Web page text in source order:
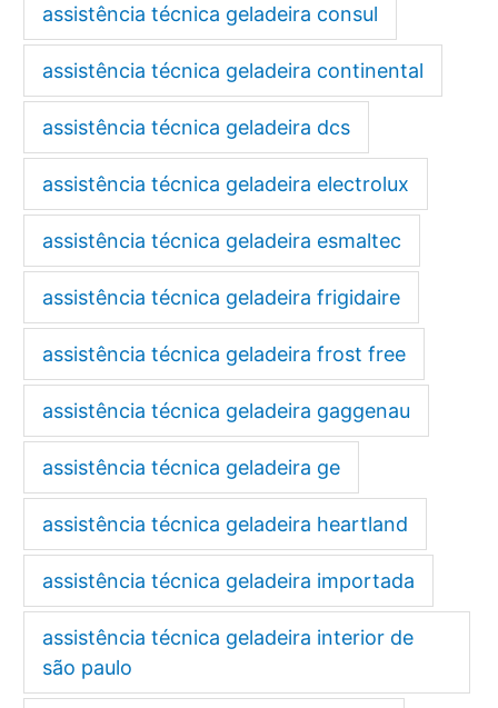
assistência técnica geladeira consul
assistência técnica geladeira continental
assistência técnica geladeira dcs
assistência técnica geladeira electrolux
assistência técnica geladeira esmaltec
assistência técnica geladeira frigidaire
assistência técnica geladeira frost free
assistência técnica geladeira gaggenau
assistência técnica geladeira ge
assistência técnica geladeira heartland
assistência técnica geladeira importada
assistência técnica geladeira interior de
são paulo